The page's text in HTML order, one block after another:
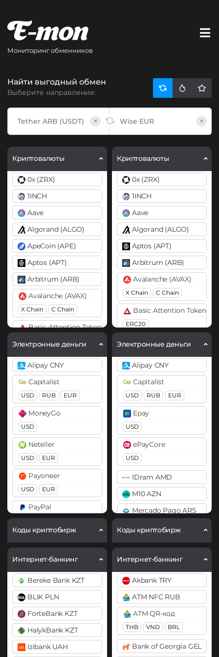
Мониторинг обменников
Найти выгодный обмен
Выберите направление:
× ×
Криптовалюты
0x (ZRX)
1INCH
Aave
Algorand (ALGO)
ApeCoin (APE)
Aptos (APT)
Arbitrum (ARB)
Avalanche (AVAX)
X Chain C Chain
Basic Attention Token (BAT)
Binance Coin (BNB)
BEP20
Bitcoin (BTC)
BTC BEP20
OP
ARB
AVAXC
Bitcoin Cash (BCH)
Cardano (ADA)
Chainlink (LINK)
BEP20 ERC20
Compound (COMP)
Cosmos (ATOM)
Curve (CRV)
ERC20
DASH
Decentraland (MANA)
Dogecoin (DOGE)
DOGE
Электронные деньги
Alipay CNY
Capitalist
USD RUB EUR
MoneyGo
USD
Neteller
USD EUR
Payoneer
USD EUR
PayPal
USD EUR
EUR
Skrill
USD EUR
Volet (AdvCash)
USD EUR
Коды криптобирж
Интернет-банкинг
Bereke Bank KZT
BLIK PLN
ForteBank KZT
HalykBank KZT
Izibank UAH
Криптовалюты
0x (ZRX)
1INCH
Aave
Algorand (ALGO)
Aptos (APT)
Arbitrum (ARB)
Avalanche (AVAX)
X Chain C Chain
Basic Attention Token
ERC20
Binance Coin (BNB)
BEP20 BEP2
Bitcoin (BTC)
BTC BEP20
OP
ARB AVAXC
Bitcoin Cash (BCH)
Bitcoin SV (BSV)
BitTorrent (BTT)
Cardano (ADA)
Chainlink (LINK)
ERC20
Chiliz (CHZ)
Compound (COMP)
Cosmos (ATOM)
Curve (CRV)
DAI
ERC20
DASH
Decentraland (MANA)
Электронные деньги
Alipay CNY
Capitalist
USD RUB EUR
Epay
USD
ePayCore
USD
IDram AMD
M10 AZN
Mercado Pago ARS
MoneyGo
Neteller
USD EUR
NixMoney
USD
Payeer
USD EUR
Payoneer
Коды криптобирж
Интернет-банкинг
Akbank TRY
ATM NFC RUB
ATM QR-код
THB VND BRL
Bank of Georgia GEL